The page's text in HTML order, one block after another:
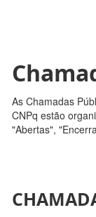
As Chamadas
CNPq estão
"Abertas",